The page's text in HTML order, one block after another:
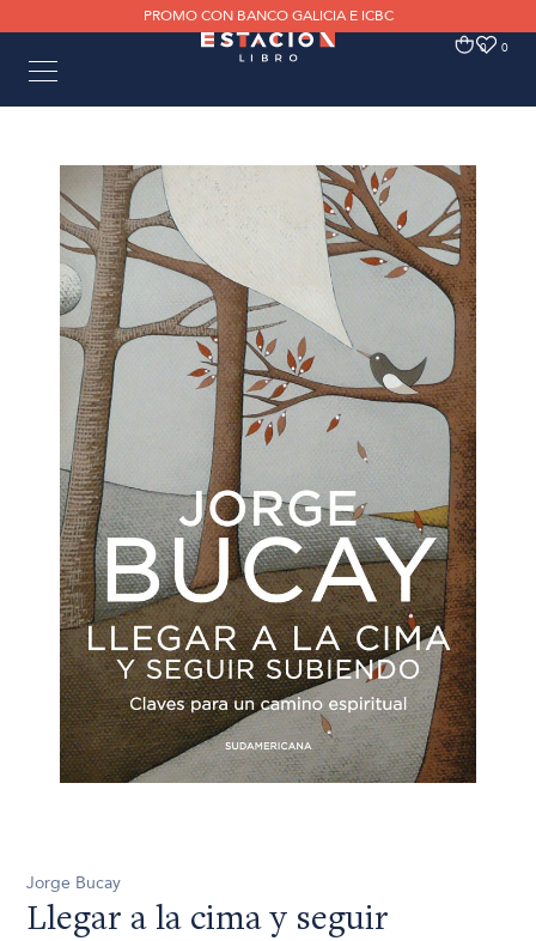
PROMO CON BANCO GALICIA E ICBC
0 0
Jorge Bucay
Llegar a la cima y seguir